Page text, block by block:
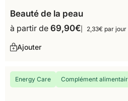
Beauté de la peau
à partir de 69,90€ 2,33€ par jour
Ajouter
Energy Care Complément